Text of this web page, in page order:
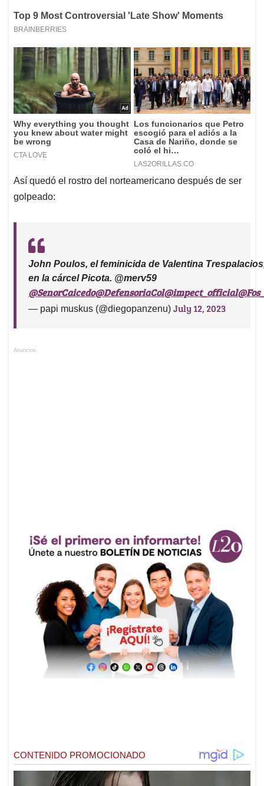
Así quedó el rostro del norteamericano después de ser
golpeado:
John Poulos, el feminicida de Valentina
en la cárcel Picota. @merv59
@SenorCaicedo@DefensoriaCol@impect_official
— papi muskus (@diegopanzenu) July 12, 2023
Anuncios.